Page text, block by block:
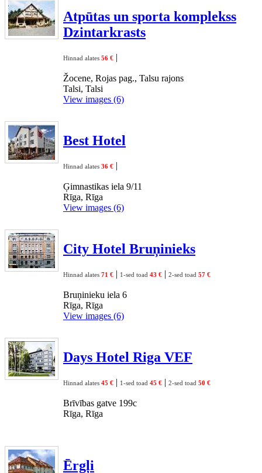
Atpūtas un sporta komplekss
Dzintarkrasts
Hinnad alates 56 € |
Žocene, Rojas pag., Talsu rajons
Talsi, Talsi
View images (6)
Best Hotel
Hinnad alates 36 € |
Ģimnastikas iela 9/11
Rīga, Rīga
View images (6)
City Hotel Bruņinieks
Hinnad alates 71 € | 1-sed toad 43 € | 2-sed toad 57 €
Bruņinieku iela 6
Rīga, Rīga
View images (6)
Days Hotel Riga VEF
Hinnad alates 45 € | 1-sed toad 45 € | 2-sed toad 50 €
Brīvības gatve 199c
Rīga, Rīga
Ērgļi